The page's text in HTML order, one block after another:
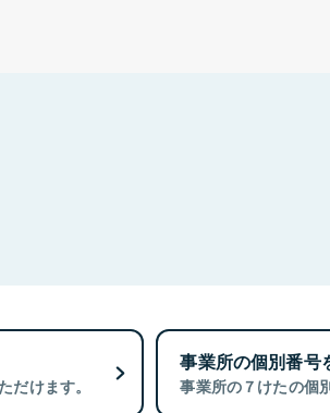
だけます。
事業所の個別番号
事業所の７けたの個